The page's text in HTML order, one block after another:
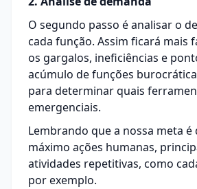
O segundo passo é analisar o
cada função. Assim ficará mais
os gargalos, ineficiências e
acúmulo de funções
para determinar quais
emergenciais.
Lembrando que a nossa meta
máximo ações humanas,
atividades repetitivas, como
por exemplo.